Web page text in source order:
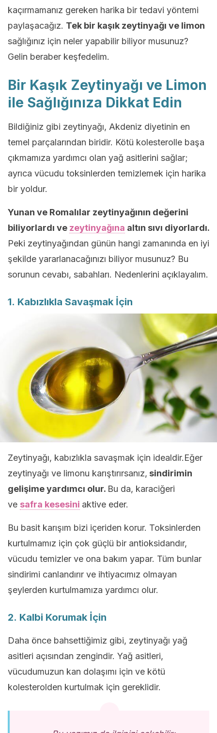
kaçırmamanız gereken harika bir tedavi yöntemi
paylaşacağız. Tek bir kaşık zeytinyağı ve limon
sağlığınız için neler yapabilir biliyor musunuz?
Gelin beraber keşfedelim.
Bir Kaşık Zeytinyağı ve Limon
ile Sağlığınıza Dikkat Edin
Bildiğiniz gibi zeytinyağı, Akdeniz diyetinin en
temel parçalarından biridir. Kötü kolesterolle başa
çıkmamıza yardımcı olan yağ asitlerini sağlar;
ayrıca vücudu toksinlerden temizlemek için harika
bir yoldur.
Yunan ve Romalılar zeytinyağının değerini
biliyorlardı ve zeytinyağına altın sıvı diyorlardı.
Peki zeytinyağından günün hangi zamanında en iyi
şekilde yararlanacağınızı biliyor musunuz? Bu
sorunun cevabı, sabahları. Nedenlerini açıklayalım.
1. Kabızlıkla Savaşmak İçin
Zeytinyağı, kabızlıkla savaşmak için idealdir.Eğer
zeytinyağı ve limonu karıştırırsanız, sindirimin
gelişime yardımcı olur. Bu da, karaciğeri
ve safra kesesini aktive eder.
Bu basit karışım bizi içeriden korur. Toksinlerden
kurtulmamız için çok güçlü bir antioksidandır,
vücudu temizler ve ona bakım yapar. Tüm bunlar
sindirimi canlandırır ve ihtiyacımız olmayan
şeylerden kurtulmamıza yardımcı olur.
2. Kalbi Korumak İçin
Daha önce bahsettiğimiz gibi, zeytinyağı yağ
asitleri açısından zengindir. Yağ asitleri,
vücudumuzun kan dolaşımı için ve kötü
kolesterolden kurtulmak için gereklidir.